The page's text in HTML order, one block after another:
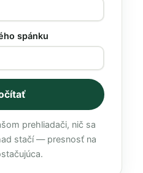
spánku
prehliadači, nič sa
stačí — presnosť na